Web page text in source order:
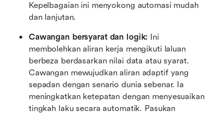
Kepelbagaian ini menyokong automasi mudah
dan lanjutan.
Cawangan bersyarat dan logik: Ini
membolehkan aliran kerja mengikuti laluan
berbeza berdasarkan nilai data atau syarat.
Cawangan mewujudkan aliran adaptif yang
sepadan dengan senario dunia sebenar. Ia
meningkatkan ketepatan dengan menyesuaikan
tingkah laku secara automatik. Pasukan